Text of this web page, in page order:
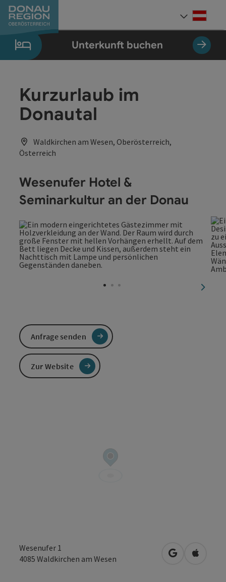
Zum Inhalt
Zur Navigation
Zum Seitenanfang
Zur Kontaktseite
Zum Impressum
Zur Startseite
Unterkunft buchen
Kurzurlaub im
Donautal
Waldkirchen am Wesen, Oberösterreich,
Österreich
Wesenufer Hotel &
Seminarkultur an der Donau
Wesenufer 1
4085 Waldkirchen am Wesen in Google
in
Anfrage senden
Zur Website